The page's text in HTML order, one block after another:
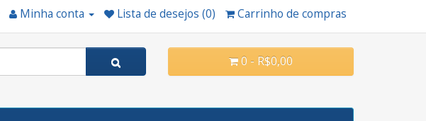
Minha conta Lista de desejos (0) Carrinho de compras
0 - R$0,00